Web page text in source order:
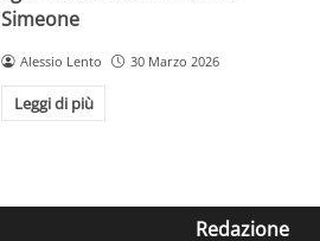
Simeone
Alessio Lento 30 Marzo 2026
Leggi di più
Redazione